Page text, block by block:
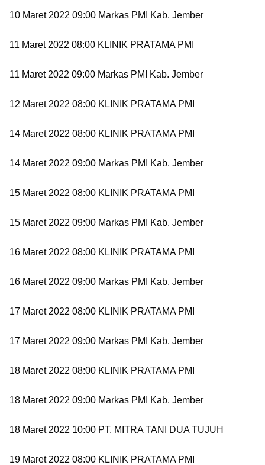
10 Maret 2022 09:00 Markas PMI Kab. Jember
11 Maret 2022 08:00 KLINIK PRATAMA PMI
11 Maret 2022 09:00 Markas PMI Kab. Jember
12 Maret 2022 08:00 KLINIK PRATAMA PMI
14 Maret 2022 08:00 KLINIK PRATAMA PMI
14 Maret 2022 09:00 Markas PMI Kab. Jember
15 Maret 2022 08:00 KLINIK PRATAMA PMI
15 Maret 2022 09:00 Markas PMI Kab. Jember
16 Maret 2022 08:00 KLINIK PRATAMA PMI
16 Maret 2022 09:00 Markas PMI Kab. Jember
17 Maret 2022 08:00 KLINIK PRATAMA PMI
17 Maret 2022 09:00 Markas PMI Kab. Jember
18 Maret 2022 08:00 KLINIK PRATAMA PMI
18 Maret 2022 09:00 Markas PMI Kab. Jember
18 Maret 2022 10:00 PT. MITRA TANI DUA TUJUH
19 Maret 2022 08:00 KLINIK PRATAMA PMI